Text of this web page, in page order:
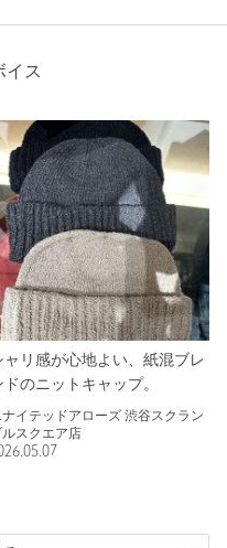
イス
ャリ感が心地よい、紙混ブレ
ドのニットキャップ。
ナイテッドアローズ 渋谷スクラン
ルスクエア店